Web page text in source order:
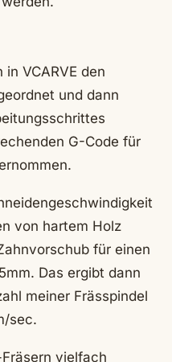
VCARVE den
und dann
G-Code für
von hartem Holz
für einen
Das ergibt dann
meiner Frässpindel
sec.
vielfach